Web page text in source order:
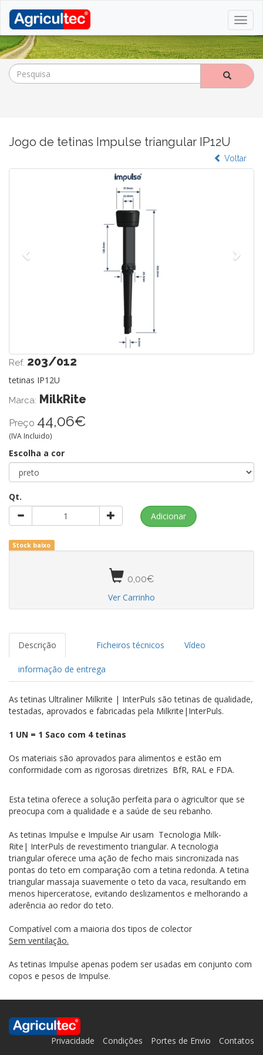
Jogo de tetinas Impulse triangular IP12U
Voltar
Ref. 203/012
tetinas IP12U
Marca: MilkRite
Preço 44,06€
(IVA Incluido)
Escolha a cor
Qt.
Stock baixo
0,00€
Ver Carrinho
Descrição Ficheiros técnicos Vídeo
informação de entrega
As tetinas Ultraliner Milkrite | InterPuls são tetinas de qualidade,
testadas, aprovados e fabricadas pela Milkrite|InterPuls.
1 UN = 1 Saco com 4 tetinas
Os materiais são aprovados para alimentos e estão em
conformidade com as rigorosas diretrizes BfR, RAL e FDA.
Esta tetina oferece a solução perfeita para o agricultor que se
preocupa com a qualidade e a saúde de seu rebanho.
As tetinas Impulse e Impulse Air usam Tecnologia Milk-
Rite| InterPuls de revestimento triangular. A tecnologia
triangular oferece uma ação de fecho mais sincronizada nas
pontas do teto em comparação com a tetina redonda. A tetina
triangular massaja suavemente o teto da vaca, resultando em
menos hiperceratose, evitando deslizamentos e melhorando a
aderência ao redor do teto.
Compatível com a maioria dos tipos de colector
Sem ventilação.
As tetinas Impulse apenas podem ser usadas em conjunto com
copos e pesos de Impulse.
Privacidade Condições Portes de Envio Contatos